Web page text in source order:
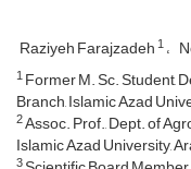
Raziyeh Farajzadeh1
1Former M. Sc. Student,
Branch, Islamic Azad
2Assoc. Prof., Dept. of
Islamic Azad University,
3